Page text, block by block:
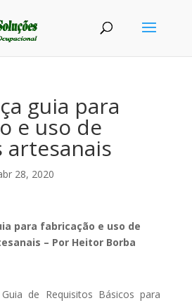
guia para
e uso de
artesanais
28, 2020
para fabricação e uso de
– Por Heitor Borba
de Requisitos Básicos para